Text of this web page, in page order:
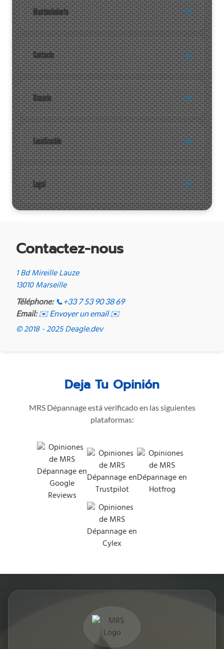
Mantenimiento
Contacto
Usuario
Localización
Legal
Contactez-nous
1 Bd Mireille Lauze
13010 Marseille
Téléphone: 📞 +33 7 53 90 38 69
Email: ✉️ Envoyer un email ✉️
© 2018 - 2025 Deagle.dev
Deja Tu Opinión
MRS Dépannage está verificado en las siguientes
plataformas: